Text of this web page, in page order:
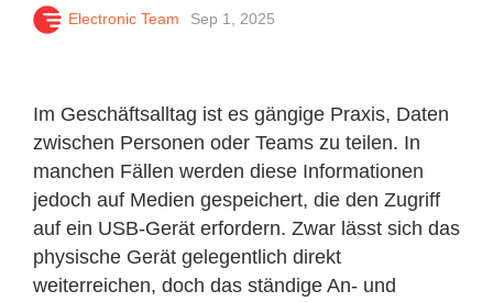
Electronic Team Sep 1, 2025
Im Geschäftsalltag ist es gängige Praxis, Daten
zwischen Personen oder Teams zu teilen. In
manchen Fällen werden diese Informationen
jedoch auf Medien gespeichert, die den Zugriff
auf ein USB-Gerät erfordern. Zwar lässt sich das
physische Gerät gelegentlich direkt
weiterreichen, doch das ständige An- und